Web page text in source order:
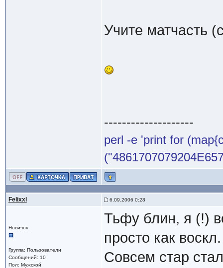
Учите матчасть
--------------------
perl -e 'print for
Felixxl 6.09.2006 0:28
Новичок
Группа: Пользователи
Сообщений: 10
Пол: Мужской
Тьфу блин, я (!)
просто как
Совсем стар